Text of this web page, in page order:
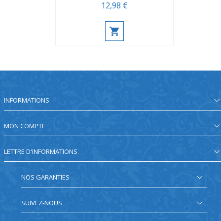
12,98 €
INFORMATIONS
MON COMPTE
LETTRE D'INFORMATIONS
NOS GARANTIES
SUIVEZ-NOUS